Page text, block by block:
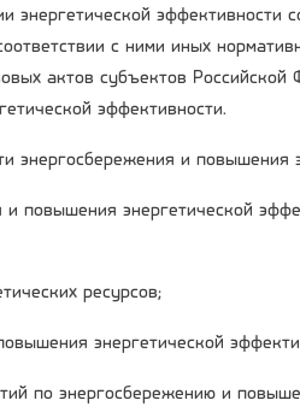
эффективности
с ними иных
актов субъектов Российской
эффективности.
энергосбережения и повышения
повышения энергетической
ресурсов;
энергетической
по энергосбережению и